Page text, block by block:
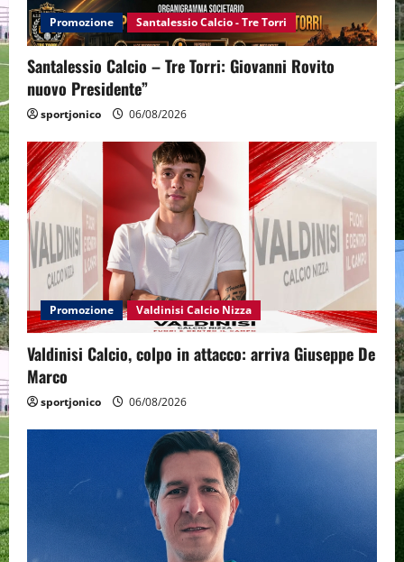
Promozione Santalessio Calcio - Tre Torri
Santalessio Calcio – Tre Torri: Giovanni Rovito
nuovo Presidente”
sportjonico 06/08/2026
Promozione Valdinisi Calcio Nizza
Valdinisi Calcio, colpo in attacco: arriva Giuseppe De
Marco
sportjonico 06/08/2026